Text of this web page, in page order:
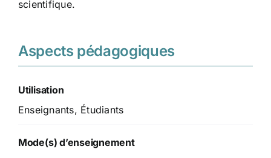
scientifique.
Aspects pédagogiques
Utilisation
Enseignants, Étudiants
Mode(s) d’enseignement